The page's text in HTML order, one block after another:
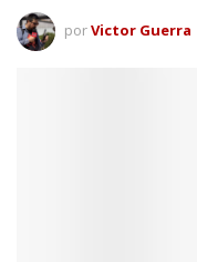
porVictor Guerra